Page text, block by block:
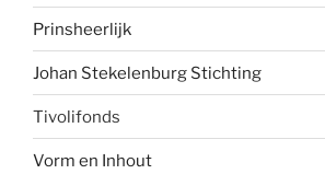
Prinsheerlijk
Johan Stekelenburg Stichting
Tivolifonds
Vorm en Inhout